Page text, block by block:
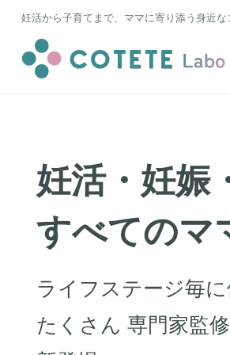
妊活から子育てまで、ママに寄り添う身近な
妊活・妊娠
すべてのマ
ライフステージ毎
たくさん 専門家監